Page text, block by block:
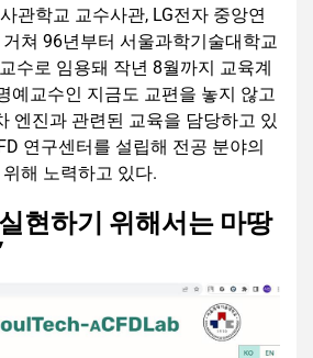
관학교 교수사관, LG전자 중앙연
쳐 96년부터 서울과학기술대학교
수로 임용돼 작년 8월까지 교육계
예교수인 지금도 교편을 놓지 않고
엔진과 관련된 교육을 담당하고 있
연구센터를 설립해 전공 분야의
해 노력하고 있다.
현하기 위해서는 마땅